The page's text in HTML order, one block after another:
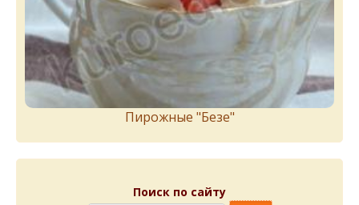
Пирожныe "Бeзe"
Поиск по сайту